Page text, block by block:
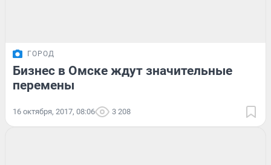
ГОРОД
Бизнес в Омске ждут значительные
перемены
16 октября, 2017, 08:06 3 208